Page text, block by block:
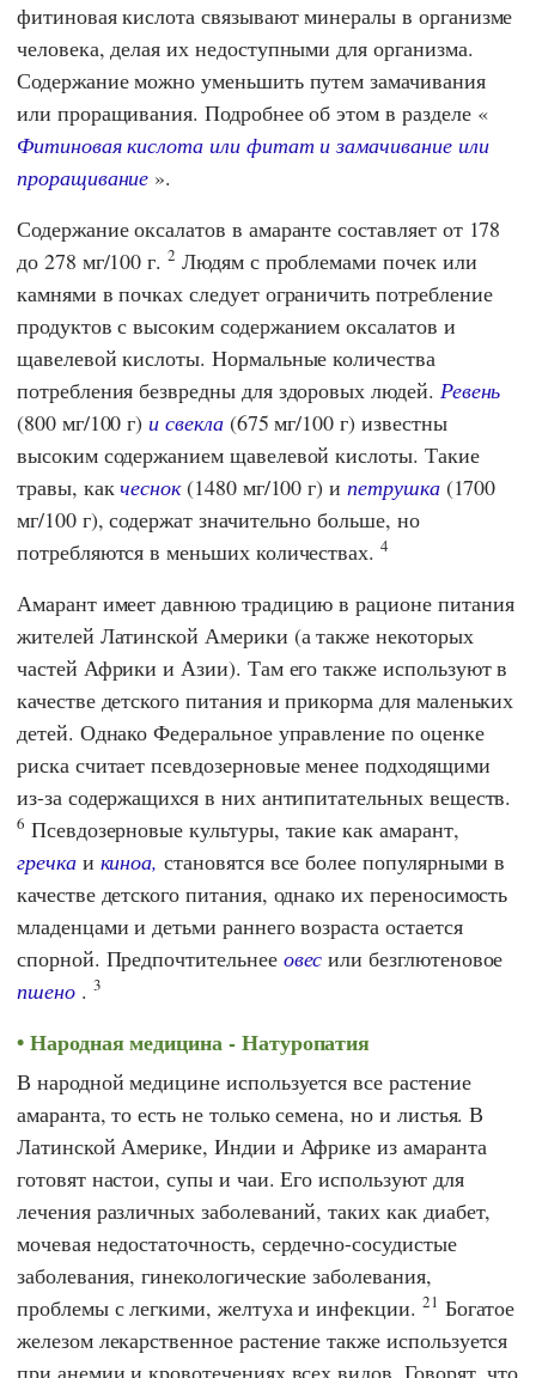
фитиновая кислота связывают минералы в организме
человека, делая их недоступными для организма.
Содержание можно уменьшить путем замачивания
или проращивания. Подробнее об этом в разделе «
Фитиновая кислота или фитат и замачивание или
проращивание ».
Содержание оксалатов в амаранте составляет от 178
до 278 мг/100 г.2 Людям с проблемами почек или
камнями в почках следует ограничить потребление
продуктов с высоким содержанием оксалатов и
щавелевой кислоты. Нормальные количества
потребления безвредны для здоровых людей. Ревень
(800 мг/100 г) и свекла(675 мг/100 г) известны
высоким содержанием щавелевой кислоты. Такие
травы, какчеснок(1480 мг/100 г) ипетрушка(1700
мг/100 г), содержат значительно больше, но
потребляются в меньших количествах.4
Амарант имеет давнюю традицию в рационе питания
жителей Латинской Америки (а также некоторых
частей Африки и Азии). Там его также используют в
качестве детского питания и прикорма для маленьких
детей. ОднакоФедеральное управление по оценке
рискасчитает псевдозерновые менее подходящими
из-за содержащихся в них антипитательных веществ.
6 Псевдозерновые культуры, такие как амарант,
гречкаи киноа, становятся все более популярными в
качестве детского питания, однако их переносимость
младенцами и детьми раннего возраста остается
спорной. Предпочтительнее овес или безглютеновое
пшено. 3
Народная медицина - Натуропатия
В народной медицине используется все растение
амаранта, то есть не только семена, но и листья. В
Латинской Америке, Индии и Африке из амаранта
готовят настои, супы и чаи. Его используют для
лечения различных заболеваний, таких как диабет,
мочевая недостаточность, сердечно-сосудистые
заболевания, гинекологические заболевания,
проблемы с легкими, желтуха и инфекции. 21 Богатое
железом лекарственное растение также используется
при анемии и кровотечениях всех видов. Говорят, что